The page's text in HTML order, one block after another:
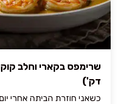
דק')
כשאני חוזרת הביתה אחרי